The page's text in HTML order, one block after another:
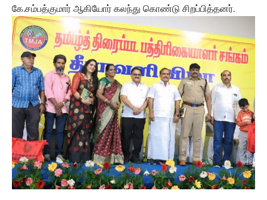
கே.சம்பத்குமார் ஆகியோர் கலந்து கொண்டு சிறப்பித்தனர்.